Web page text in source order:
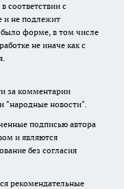
соответствии с
и не подлежит
форме, в том числе
не иначе как с
за комментарии
"народные новости".
подписью автора
и являются
без согласия
рекомендательные